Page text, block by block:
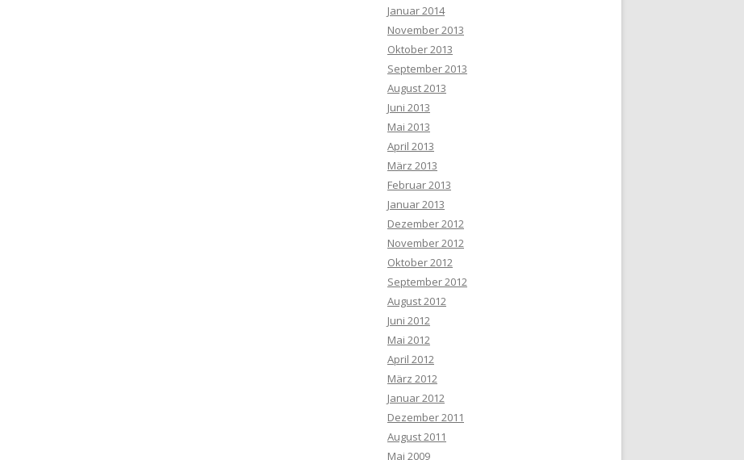
Januar 2014
November 2013
Oktober 2013
September 2013
August 2013
Juni 2013
Mai 2013
April 2013
März 2013
Februar 2013
Januar 2013
Dezember 2012
November 2012
Oktober 2012
September 2012
August 2012
Juni 2012
Mai 2012
April 2012
März 2012
Januar 2012
Dezember 2011
August 2011
Mai 2009